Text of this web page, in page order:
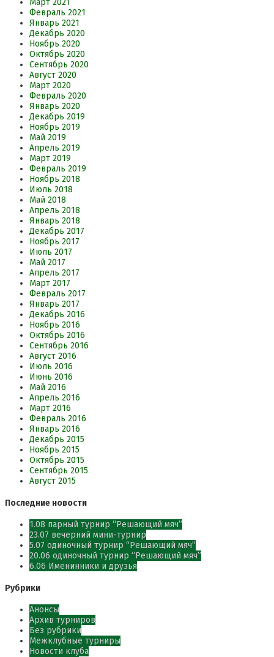
Март 2021
Февраль 2021
Январь 2021
Декабрь 2020
Ноябрь 2020
Октябрь 2020
Сентябрь 2020
Август 2020
Март 2020
Февраль 2020
Январь 2020
Декабрь 2019
Ноябрь 2019
Май 2019
Апрель 2019
Март 2019
Февраль 2019
Ноябрь 2018
Июль 2018
Май 2018
Апрель 2018
Январь 2018
Декабрь 2017
Ноябрь 2017
Июль 2017
Май 2017
Апрель 2017
Март 2017
Февраль 2017
Январь 2017
Декабрь 2016
Ноябрь 2016
Октябрь 2016
Сентябрь 2016
Август 2016
Июль 2016
Июнь 2016
Май 2016
Апрель 2016
Март 2016
Февраль 2016
Январь 2016
Декабрь 2015
Ноябрь 2015
Октябрь 2015
Сентябрь 2015
Август 2015
Последние новости
1.08 парный турнир “Решающий мяч”
23.07 вечерний мини-турнир
5.07 одиночный турнир “Решающий мяч”
20.06 одиночный турнир “Решающий мяч”
6.06 Именинники и друзья
Рубрики
Анонсы
Архив турниров
Без рубрики
Межклубные турниры
Новости клуба